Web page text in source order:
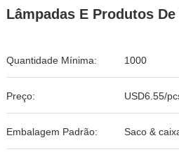
Lâmpadas E Produtos
Quantidade Mínima: 1000
Preço: USD6.55/
Embalagem Padrão: Saco &